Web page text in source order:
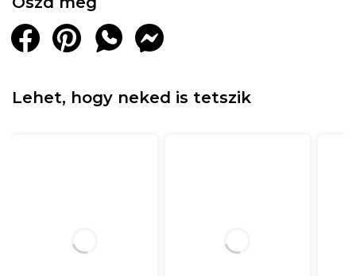
Lehet, hogy neked is tetszik